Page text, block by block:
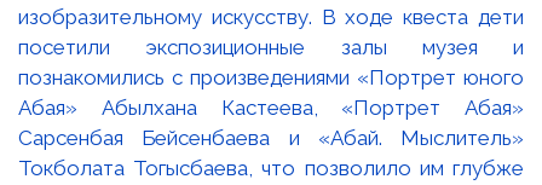
изобразительному искусству. В ходе квеста дети
посетили экспозиционные залы музея и
познакомились с произведениями «Портрет юного
Абая» Абылхана Кастеева, «Портрет Абая»
Сарсенбая Бейсенбаева и «Абай. Мыслитель»
Токболата Тогысбаева, что позволило им глубже